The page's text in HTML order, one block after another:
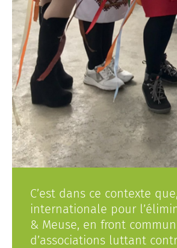
C’est dans ce contexte
internationale pour
& Meuse, en front
d’associations luttant